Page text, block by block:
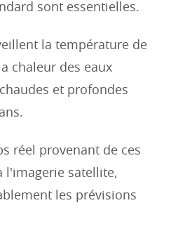
sont essentielles.
la température de
chaleur des eaux
et profondes
réel provenant de ces
l'imagerie satellite,
les prévisions